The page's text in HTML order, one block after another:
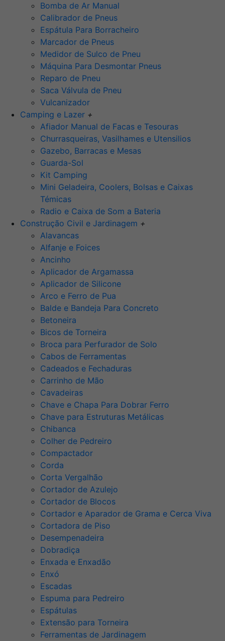
Bomba de Ar Manual
Calibrador de Pneus
Espátula Para Borracheiro
Marcador de Pneus
Medidor de Sulco de Pneu
Máquina Para Desmontar Pneus
Reparo de Pneu
Saca Válvula de Pneu
Vulcanizador
Camping e Lazer +
Afiador Manual de Facas e Tesouras
Churrasqueiras, Vasilhames e Utensilios
Gazebo, Barracas e Mesas
Guarda-Sol
Kit Camping
Mini Geladeira, Coolers, Bolsas e Caixas
Témicas
Radio e Caixa de Som a Bateria
Construção Civil e Jardinagem +
Alavancas
Alfanje e Foices
Ancinho
Aplicador de Argamassa
Aplicador de Silicone
Arco e Ferro de Pua
Balde e Bandeja Para Concreto
Betoneira
Bicos de Torneira
Broca para Perfurador de Solo
Cabos de Ferramentas
Cadeados e Fechaduras
Carrinho de Mão
Cavadeiras
Chave e Chapa Para Dobrar Ferro
Chave para Estruturas Metálicas
Chibanca
Colher de Pedreiro
Compactador
Corda
Corta Vergalhão
Cortador de Azulejo
Cortador de Blocos
Cortador e Aparador de Grama e Cerca Viva
Cortadora de Piso
Desempenadeira
Dobradiça
Enxada e Enxadão
Enxó
Escadas
Espuma para Pedreiro
Espátulas
Extensão para Torneira
Ferramentas de Jardinagem